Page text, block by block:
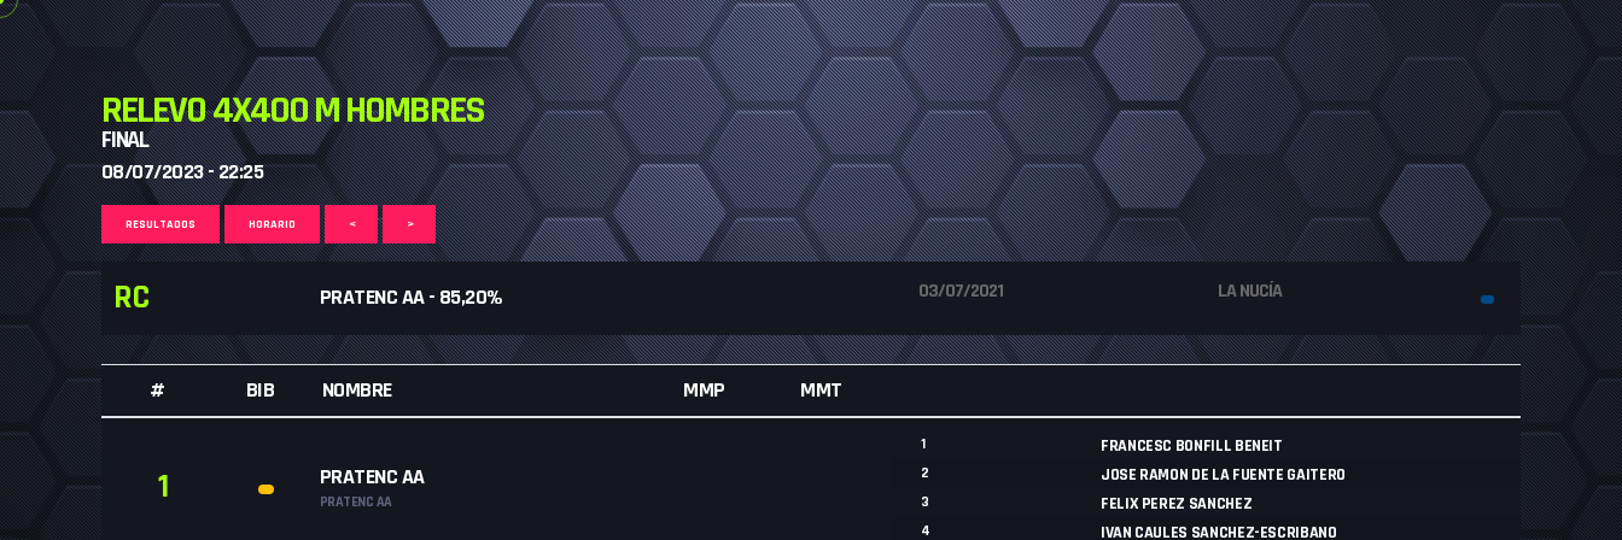
RELEVO 4X400 M HOMBRES
FINAL
08/07/2023 - 22:25
RESULTADOS HORARIO < >
RC PRATENC AA - 85,20% 03/07/2021 LA NUCÍA
# BIB NOMBRE MMP MMT
1 PRATENC AA
PRATENC AA
1 FRANCESC BONFILL BENEIT
2 JOSE RAMON DE LA FUENTE GAITERO
3 FELIX PEREZ SANCHEZ
4 IVAN CAULES SANCHEZ-ESCRIBANO